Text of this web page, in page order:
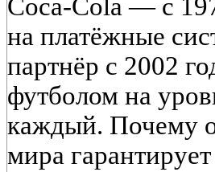
Coca-Cola — с
на платёжные
партнёр с 2002
футболом на
каждый. Почему
мира